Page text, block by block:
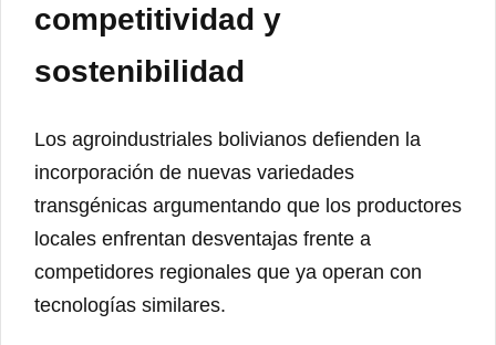
competitividad y
sostenibilidad
Los agroindustriales bolivianos defienden la
incorporación de nuevas variedades
transgénicas argumentando que los productores
locales enfrentan desventajas frente a
competidores regionales que ya operan con
tecnologías similares.